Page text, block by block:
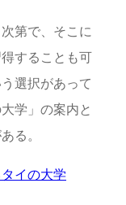
第で、そこに
することも可
選択があって
学」の案内と
る。
イの大学